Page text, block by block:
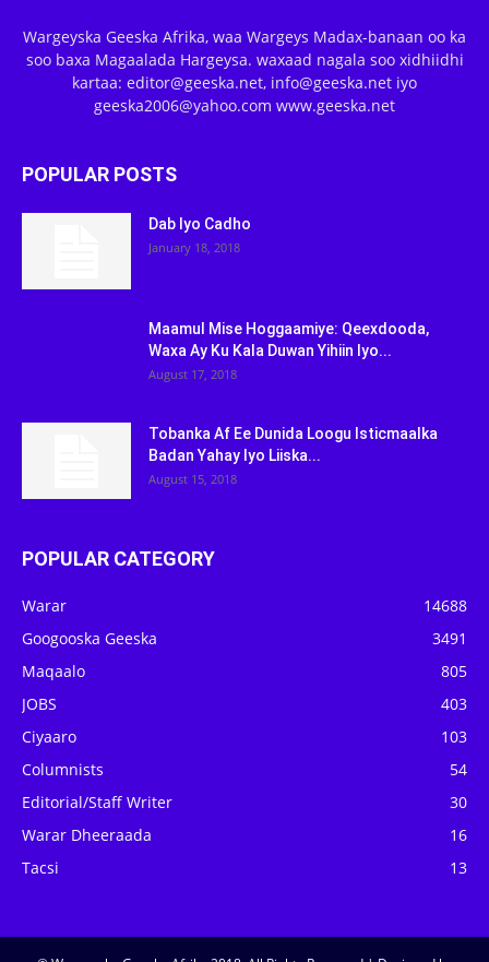
Wargeyska Geeska Afrika, waa Wargeys Madax-banaan oo ka
soo baxa Magaalada Hargeysa. waxaad nagala soo xidhiidhi
kartaa: editor@geeska.net, info@geeska.net iyo
geeska2006@yahoo.com www.geeska.net
POPULAR POSTS
Dab Iyo Cadho
January 18, 2018
Maamul Mise Hoggaamiye: Qeexdooda,
Waxa Ay Ku Kala Duwan Yihiin Iyo...
August 17, 2018
Tobanka Af Ee Dunida Loogu Isticmaalka
Badan Yahay Iyo Liiska...
August 15, 2018
POPULAR CATEGORY
Warar
14688
Googooska Geeska
3491
Maqaalo
805
JOBS
403
Ciyaaro
103
Columnists
54
Editorial/Staff Writer
30
Warar Dheeraada
16
Tacsi
13